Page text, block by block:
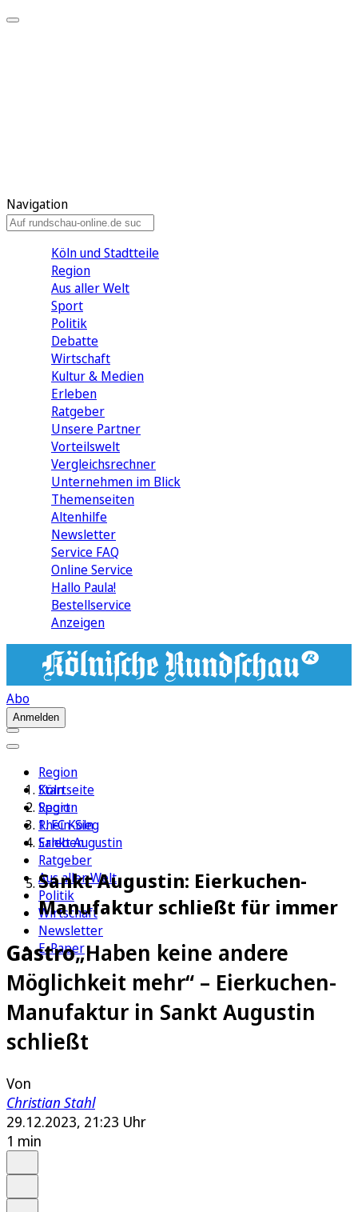
Navigation
Köln und Stadtteile
Region
Aus aller Welt
Sport
Politik
Debatte
Wirtschaft
Kultur & Medien
Erleben
Ratgeber
Unsere Partner
Vorteilswelt
Vergleichsrechner
Unternehmen im Blick
Themenseiten
Altenhilfe
Newsletter
Service FAQ
Online Service
Hallo Paula!
Bestellservice
Anzeigen
Abo
Anmelden
Region
Köln
Sport
1. FC Köln
Erleben
Ratgeber
Aus aller Welt
Politik
Wirtschaft
Newsletter
E-Paper
Startseite
Region
Rhein-Sieg
Sankt Augustin
Sankt Augustin: Eierkuchen-
Manufaktur schließt für immer
Gastro„Haben keine andere
Möglichkeit mehr“ – Eierkuchen-
Manufaktur in Sankt Augustin
schließt
Von
Christian Stahl
29.12.2023, 21:23 Uhr
1 min